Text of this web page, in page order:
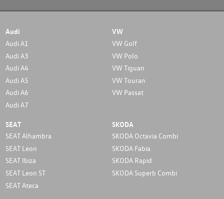
Audi
Audi A1
Audi A3
Audi A4
Audi A5
Audi A6
Audi A7
VW
VW Golf
VW Polo
VW Tiguan
VW Touran
VW Passat
SEAT
SEAT Alhambra
SEAT Leon
SEAT Ibiza
SEAT Leon ST
SEAT Ateca
SKODA
SKODA Octavia Combi
SKODA Fabia
SKODA Rapid
SKODA Superb Combi